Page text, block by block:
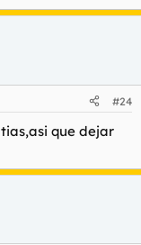
#24
que dejar